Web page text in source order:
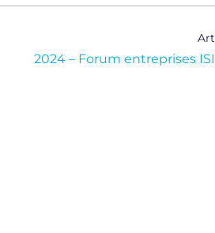
2024 – Forum entreprises